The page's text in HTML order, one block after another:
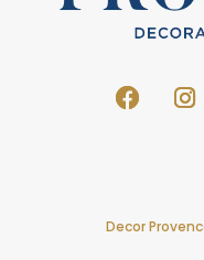
Decor